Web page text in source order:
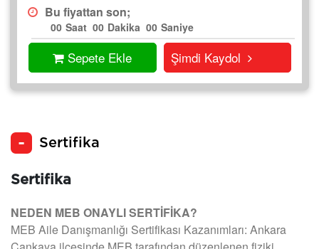
Bu fiyattan son;
00 Saat 00 Dakika 00 Saniye
Sepete Ekle Şimdi Kaydol
Sertifika
Sertifika
NEDEN MEB ONAYLI SERTİFİKA?
MEB Aile Danışmanlığı Sertifikası Kazanımları: Ankara